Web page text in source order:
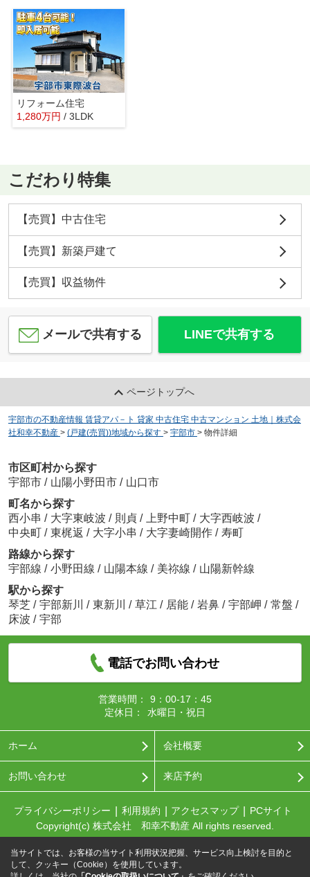
リフォーム住宅
1,280万円 / 3LDK
こだわり特集
【売買】中古住宅
【売買】新築戸建て
【売買】収益物件
メールで共有する LINEで共有する
ページトップへ
宇部市の不動産情報 賃貸アパ－ト 貸家 中古住宅 中古マンション 土地｜株式会
社和幸不動産 > (戸建(売買))地域から探す > 宇部市 > 物件詳細
市区町村から探す
宇部市 / 山陽小野田市 / 山口市
町名から探す
西小串 / 大字東岐波 / 則貞 / 上野中町 / 大字西岐波 /
中央町 / 東梶返 / 大字小串 / 大字妻崎開作 / 寿町
路線から探す
宇部線 / 小野田線 / 山陽本線 / 美祢線 / 山陽新幹線
駅から探す
琴芝 / 宇部新川 / 東新川 / 草江 / 居能 / 岩鼻 / 宇部岬 / 常盤 /
床波 / 宇部
電話でお問い合わせ
営業時間：
9：00-17：45
定休日：
水曜日・祝日
ホーム 会社概要
お問い合わせ 来店予約
プライバシーポリシー 利用規約 アクセスマップ
PCサイト
Copyright(c) 株式会社 和幸不動産 All rights reserved.
当サイトでは、お客様の当サイト利用状況把握、サービス向上検討を目的と
して、クッキー（Cookie）を使用しています。